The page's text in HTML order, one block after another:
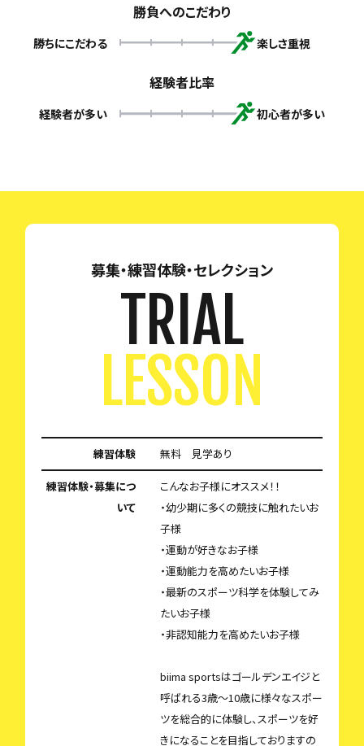
勝負へのこだわり
勝ちにこだわる 楽しさ重視
経験者比率
経験者が多い 初心者が多い
募集・練習体験・セレクション
TRIAL
LESSON
練習体験 無料 見学あり
練習体験・募集につ
いて
こんなお子様にオススメ！！
・幼少期に多くの競技に触れたいお
子様
・運動が好きなお子様
・運動能力を高めたいお子様
・最新のスポーツ科学を体験してみ
たいお子様
・非認知能力を高めたいお子様
biima sportsはゴールデンエイジと
呼ばれる3歳〜10歳に様々なスポー
ツを総合的に体験し、スポーツを好
きになることを目指しておりますの